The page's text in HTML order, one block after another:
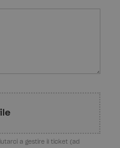
a gestire il ticket (ad